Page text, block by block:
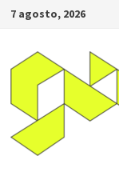
Saltar
contenido
7 agosto, 2026